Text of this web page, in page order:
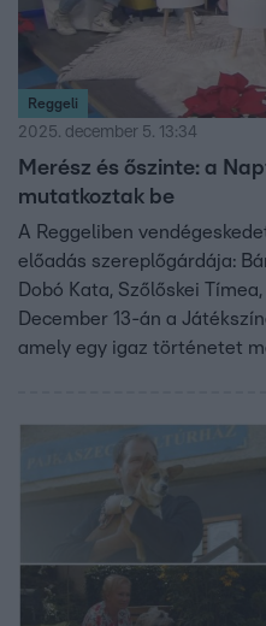
Reggeli
2025. december 5. 13:34
Merész és őszinte: a
mutatkoztak be
A Reggeliben
előadás szereplőgárdája:
Dobó Kata, Szőlőskei
December 13-án a
amely egy igaz történetet
érzés a színpadon
egy-egy sorsot jelenít meg:
beszélgetések zajlanak a
Reggeli stúdiójában
Enikő és Tímea